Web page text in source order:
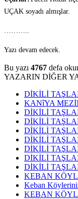
UÇAK soyadı almışlar.
………..
Yazı devam edecek.
Bu yazı 4767 defa
YAZARIN DİĞER
DİKİLİ
KANîYA
DİKİLİ
DİKİLİ
DİKİLİ
DİKİLİ
DİKİLİ
DİKİLİ
DİKİLİ
KEBAN
Keban
KEBAN